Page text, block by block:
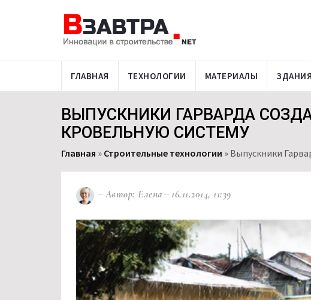
ГЛАВНАЯ ТЕХНОЛОГИИ МАТЕРИАЛЫ ЗДАНИЯ
ВЫПУСКНИКИ ГАРВАРДА
КРОВЕЛЬНУЮ СИСТЕМУ
Главная » Строительные технологии » Выпускники
Автор: Елена 16.11.2014, 11:39